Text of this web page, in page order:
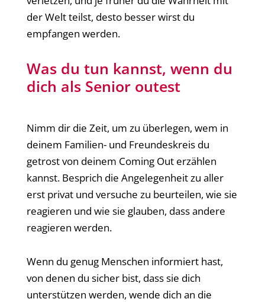
der Welt teilst, desto besser wirst du
empfangen werden.
Was du tun kannst, wenn du
dich als Senior outest
Nimm dir die Zeit, um zu überlegen, wem in
deinem Familien- und Freundeskreis du
getrost von deinem Coming Out erzählen
kannst. Besprich die Angelegenheit zu aller
erst privat und versuche zu beurteilen, wie sie
reagieren und wie sie glauben, dass andere
reagieren werden.
Wenn du genug Menschen informiert hast,
von denen du sicher bist, dass sie dich
unterstützen werden, wende dich an die